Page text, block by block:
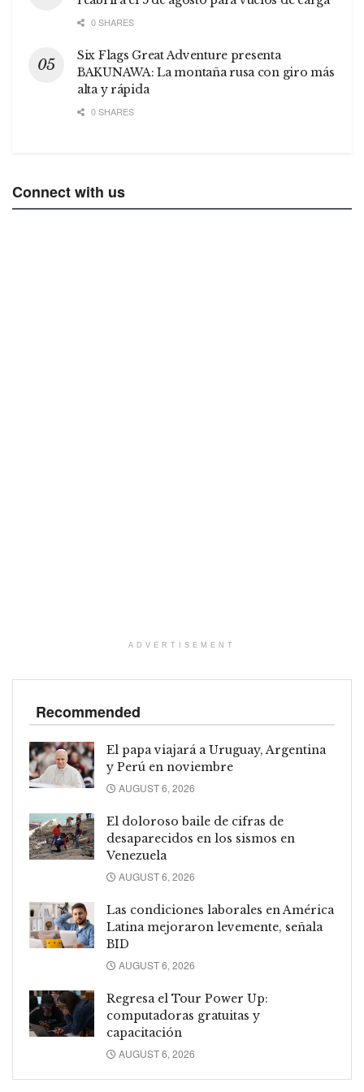
0 SHARES
Six Flags Great Adventure presenta
BAKUNAWA: La montaña rusa con giro más
alta y rápida
0 SHARES
Connect with us
ADVERTISEMENT
Recommended
El papa viajará a Uruguay, Argentina
y Perú en noviembre
AUGUST 6, 2026
El doloroso baile de cifras de
desaparecidos en los sismos en
Venezuela
AUGUST 6, 2026
Las condiciones laborales en América
Latina mejoraron levemente, señala
BID
AUGUST 6, 2026
Regresa el Tour Power Up:
computadoras gratuitas y
capacitación
AUGUST 6, 2026